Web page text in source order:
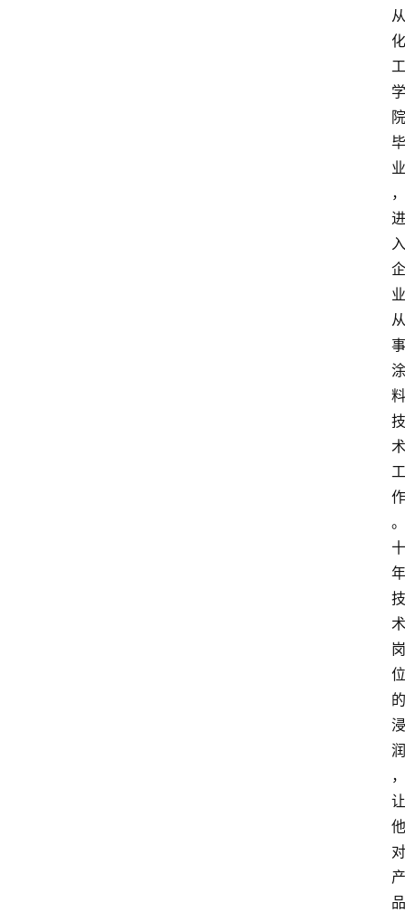
从
化
工
学
院
毕
业
，
进
入
企
业
从
事
涂
料
技
术
工
作
。
十
年
技
术
岗
位
的
浸
润
，
让
他
对
产
品